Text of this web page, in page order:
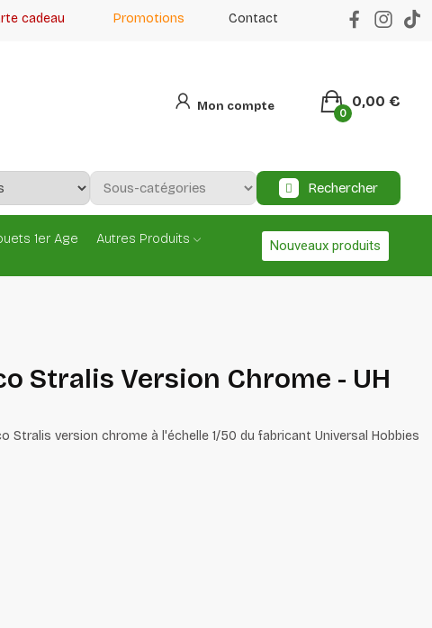
cadeau Promotions Contact
Mon compte 0,00 €
0
Rechercher
1er Age Autres Produits Nouveaux produits
Stralis Version Chrome - UH
Stralis version chrome à l'échelle 1/50 du fabricant Universal Hobbies